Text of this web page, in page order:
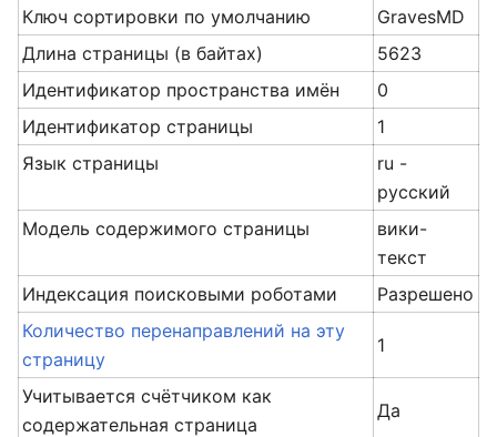
Ключ сортировки по умолчанию
GravesMD
Длина страницы (в байтах)
5623
Идентификатор пространства имён
0
Идентификатор страницы
1
Язык страницы
ru -
русский
Модель содержимого страницы
вики-
текст
Индексация поисковыми роботами
Разрешено
Количество перенаправлений на эту
страницу
1
Учитывается счётчиком как
содержательная страница
Да